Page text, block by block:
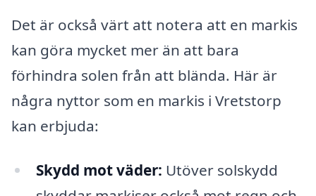
Det är också värt att notera att en markis
kan göra mycket mer än att bara
förhindra solen från att blända. Här är
några nyttor som en markis i Vretstorp
kan erbjuda:
Skydd mot väder: Utöver solskydd